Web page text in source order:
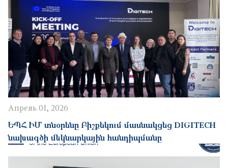
Апрель 01, 2026
ԵՊՀ ԻՄ տնօրենը Բիշքեկում մասնակցեց DIGITECH
նախագծի մեկնարկային հանդիպմանը